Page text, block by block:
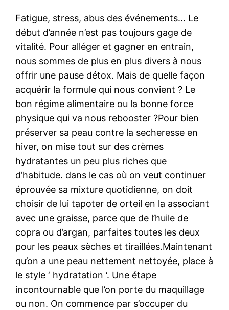
Fatigue, stress, abus des événements… Le
début d’année n’est pas toujours gage de
vitalité. Pour alléger et gagner en entrain,
nous sommes de plus en plus divers à nous
offrir une pause détox. Mais de quelle façon
acquérir la formule qui nous convient ? Le
bon régime alimentaire ou la bonne force
physique qui va nous rebooster ?Pour bien
préserver sa peau contre la secheresse en
hiver, on mise tout sur des crèmes
hydratantes un peu plus riches que
d’habitude. dans le cas où on veut continuer
éprouvée sa mixture quotidienne, on doit
choisir de lui tapoter de orteil en la associant
avec une graisse, parce que de l’huile de
copra ou d’argan, parfaites toutes les deux
pour les peaux sèches et tiraillées.Maintenant
qu’on a une peau nettement nettoyée, place à
le style ‘ hydratation ‘. Une étape
incontournable que l’on porte du maquillage
ou non. On commence par s’occuper du